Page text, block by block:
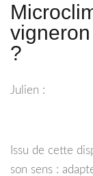
?
Julien :
Issu de cette
son sens :